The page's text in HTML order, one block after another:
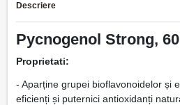
Descriere
Pycnogenol Strong,
Proprietati:
- Aparține grupei bioflavonoidelor și
eficienți și puternici antioxidanți